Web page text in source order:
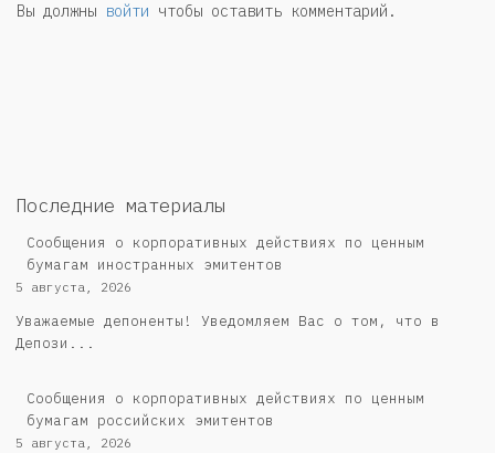
Вы должны войти чтобы оставить комментарий.
Последние материалы
Сообщения о корпоративных действиях по ценным
бумагам иностранных эмитентов
5 августа, 2026
Уважаемые депоненты! Уведомляем Вас о том, что в
Депози...
Cообщения о корпоративных действиях по ценным
бумагам российских эмитентов
5 августа, 2026